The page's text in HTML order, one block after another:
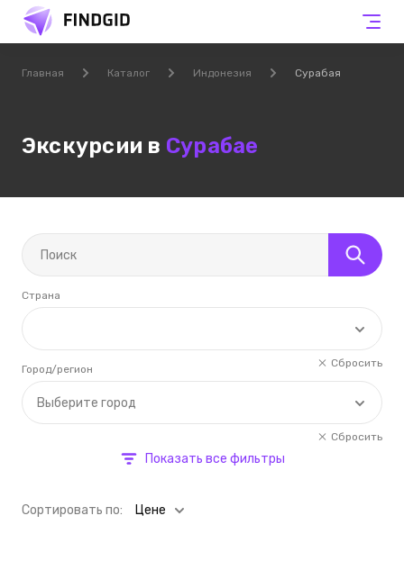
Главная Каталог Индонезия Сурабая
Экскурсии в Сурабае
Страна
Сбросить
Выберите город
Город/регион
Сбросить
Показать все фильтры
Cортировать по: Цене